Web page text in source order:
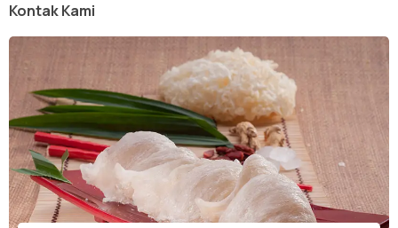
Kontak Kami